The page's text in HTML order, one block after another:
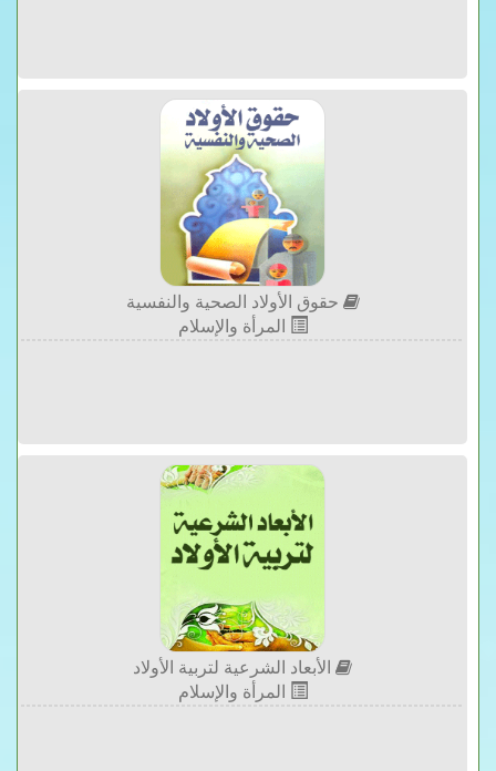
حقوق الأولاد الصحية والنفسية
المرأة والإسلام
الأبعاد الشرعية لتربية الأولاد
المرأة والإسلام